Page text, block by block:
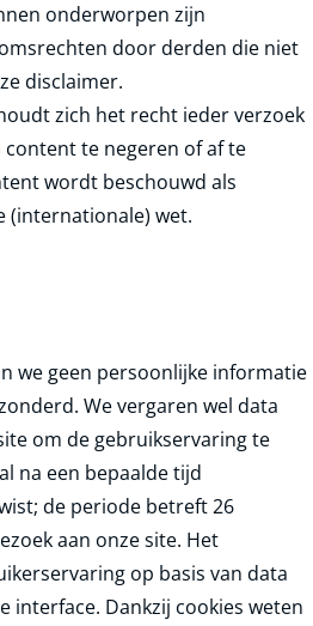
onderworpen zijn
door derden die niet
disclaimer.
zich het recht ieder verzoek
te negeren of af te
wordt beschouwd als
(internationale) wet.
we geen persoonlijke informatie
We vergaren wel data
om de gebruikservaring te
na een bepaalde tijd
de periode betreft 26
aan onze site. Het
op basis van data
interface. Dankzij cookies weten